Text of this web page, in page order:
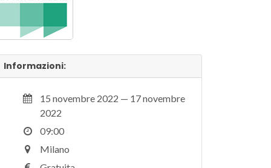
Informazioni:
15 novembre 2022 — 17 novembre
2022
09:00
Milano